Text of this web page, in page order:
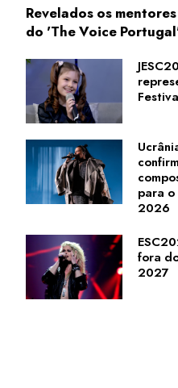
Revelados os
do 'The Voice
para o
2026
fora
2027